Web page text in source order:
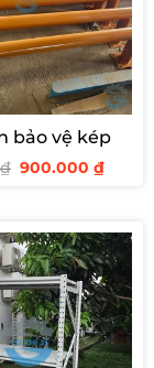
bảo vệ kép
₫ Giá
900.000₫Giá